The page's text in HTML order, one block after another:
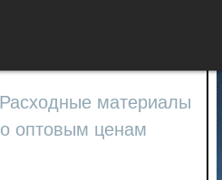
материалы
оптовым ценам